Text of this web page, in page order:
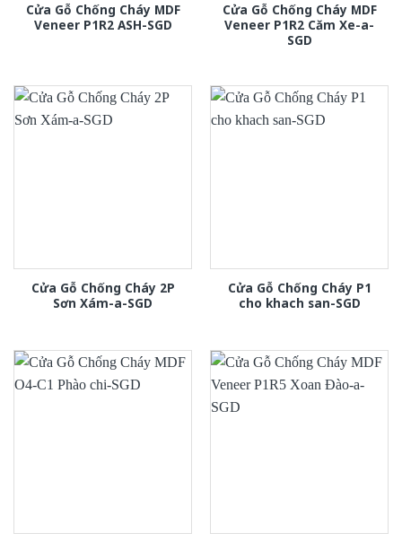
Cửa Gỗ Chống Cháy MDF
Veneer P1R2 ASH-SGD
Cửa Gỗ Chống Cháy MDF
Veneer P1R2 Căm Xe-a-
SGD
Cửa Gỗ Chống Cháy 2P
Sơn Xám-a-SGD
Cửa Gỗ Chống Cháy P1
cho khach san-SGD